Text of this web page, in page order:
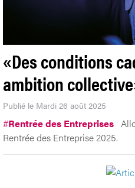
«Des conditions
ambition
Publié le Mardi 26 août 2025
#Rentrée des Entreprises
Rentrée des Entreprise 2025.